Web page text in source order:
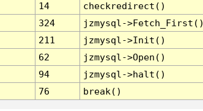
14
checkredirect()
324
jzmysql-
211
jzmysql->Init()
62
jzmysql->Open()
94
jzmysql->halt()
76 break()